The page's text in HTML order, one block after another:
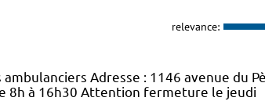
relevance:
Adresse : 1146 avenue du
8h à 16h30 Attention fermeture le jeudi